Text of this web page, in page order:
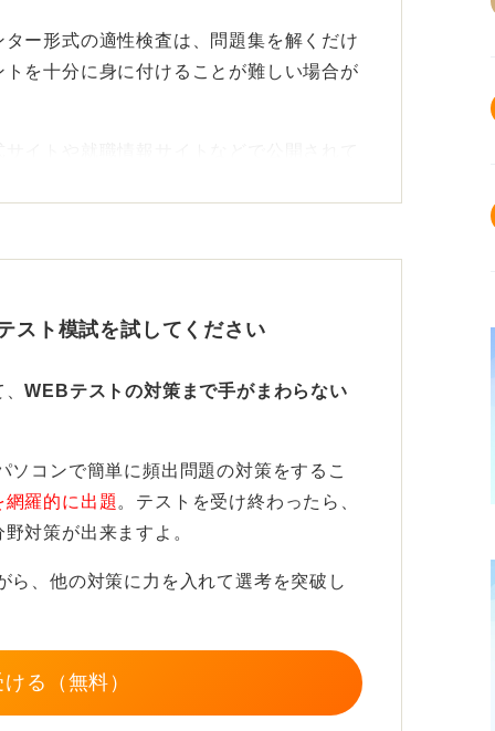
ー形式の適性検査は、問題集を解くだけ
を十分に身に付けることが難しい場合が
う。ただし、リクルートの公式サイトで
ているヒューマネージ社の公式サイト
い。
ark」などでは練習問題を無料で提供
ンツもうまく使って苦手を克服し
ットにも対応していますが、テストセン
るため、PCでの練習も取り入れるとよ
スト模試を試してください
、WEBテストの対策まで手がまわらない
ソコンで簡単に頻出問題の対策をするこ
羅的に出題 。テストを受け終わったら、
対策が出来ますよ。
、他の対策に力を入れて選考を突破し
る（無料）